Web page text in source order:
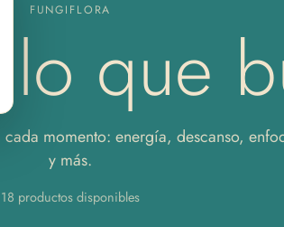
FUNGIFLORA
que
cada momento: energía, descanso,
y más.
18 productos disponibles